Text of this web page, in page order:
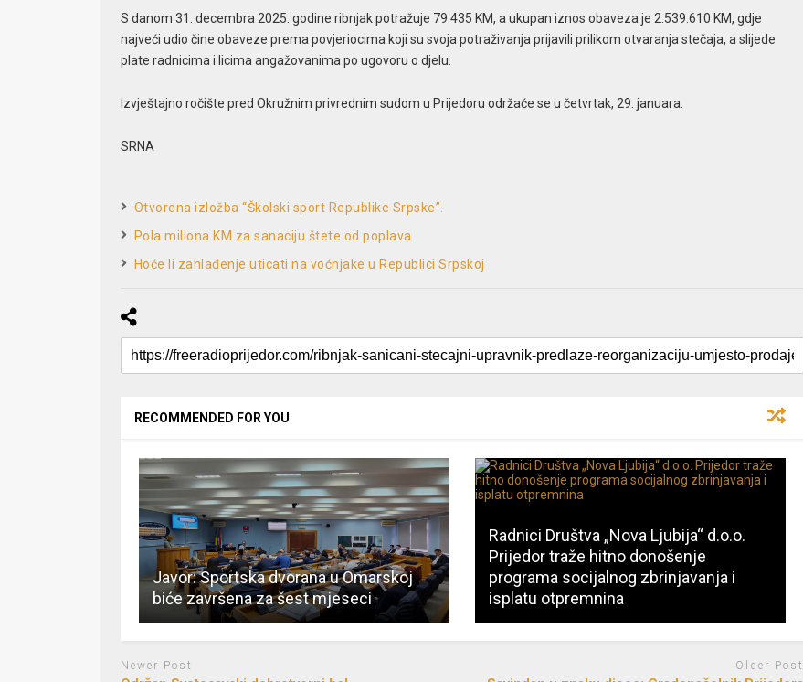
S danom 31. decembra 2025. godine ribnjak potražuje 79.435 KM, a ukupan iznos obaveza je 2.539.610 KM, gdje
najveći udio čine obaveze prema povjeriocima koji su svoja potraživanja prijavili prilikom otvaranja stečaja, a slijede
plate radnicima i licima angažovanima po ugovoru o djelu.
Izvještajno ročište pred Okružnim privrednim sudom u Prijedoru održaće se u četvrtak, 29. januara.
SRNA
Otvorena izložba “Školski sport Republike Srpske”.
Pola miliona KM za sanaciju štete od poplava
Hoće li zahlađenje uticati na voćnjake u Republici Srpskoj
RECOMMENDED FOR YOU
Javor: Sportska dvorana u Omarskoj
biće završena za šest mjeseci
Radnici Društva „Nova Ljubija“ d.o.o.
Prijedor traže hitno donošenje
programa socijalnog zbrinjavanja i
isplatu otpremnina
Newer Post Older Post